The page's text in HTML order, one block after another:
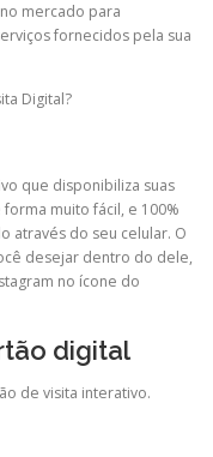
mercado para
fornecidos pela sua
Digital?
que disponibiliza suas
muito fácil, e 100%
através do seu celular. O
desejar dentro do dele,
no ícone do
digital
de visita interativo.